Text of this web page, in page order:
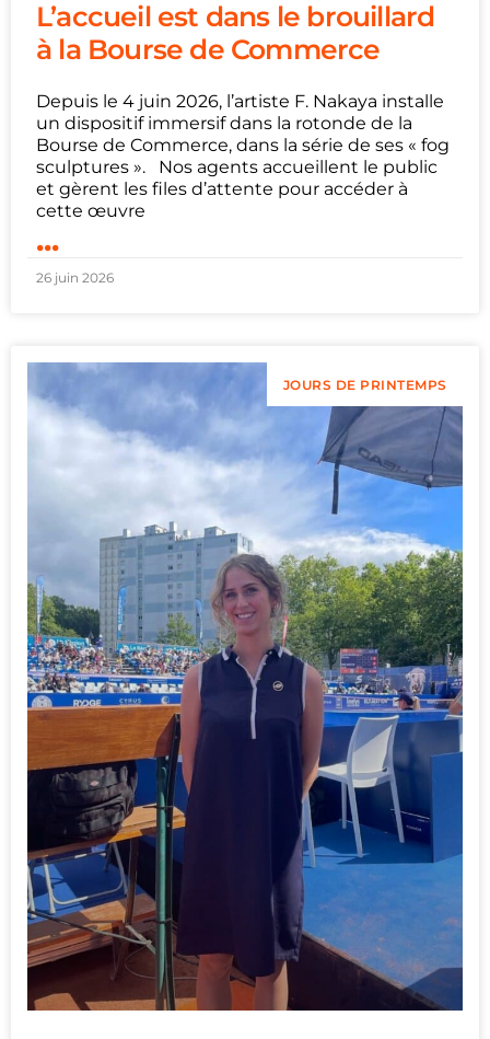
L’accueil est dans le brouillard
à la Bourse de Commerce
Depuis le 4 juin 2026, l’artiste F. Nakaya installe
un dispositif immersif dans la rotonde de la
Bourse de Commerce, dans la série de ses « fog
sculptures ». Nos agents accueillent le public
et gèrent les files d’attente pour accéder à
cette œuvre
...
26 juin 2026
JOURS DE PRINTEMPS